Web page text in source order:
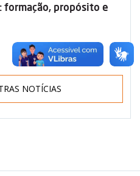
formação, propósito e
NOTÍCIAS